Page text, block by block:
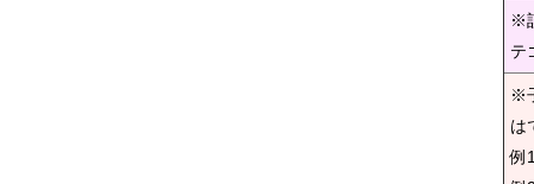
※
テ
※
は
例